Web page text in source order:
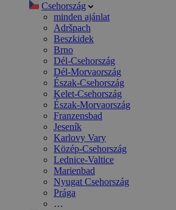
Csehország
minden ajánlat
Adršpach
Beszkidek
Brno
Dél-Csehország
Dél-Morvaország
Észak-Csehország
Kelet-Csehország
Észak-Morvaország
Franzensbad
Jeseník
Karlovy Vary
Közép-Csehország
Lednice-Valtice
Marienbad
Nyugat Csehország
Prága
…